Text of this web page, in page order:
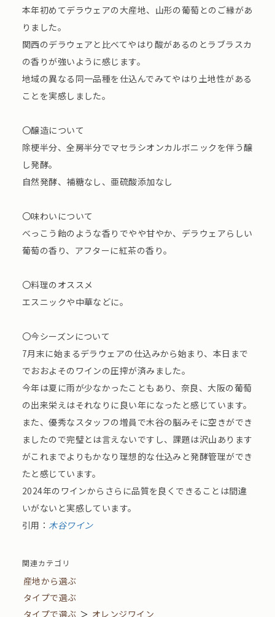
本年初めてデラウェアの大産地、山形の葡萄とのご縁があ
りました。
関西のデラウェアと比べてやはり酸があるのとラブラスカ
の香りが強いように感じます。
地域の異なる同一品種を仕込んでみてやはり土地性がある
ことを実感しました。
〇醸造について
除梗半分、全房半分でマセラシオンカルボニックを伴う醸
し発酵。
自然発酵、補糖なし、亜硫酸添加なし
〇味わいについて
べっこう飴のような香りでやや甘やか、デラウェアらしい
葡萄の香り、アフターに紅茶の香り。
〇料理のオススメ
エスニックや中華などに。
〇今シーズンについて
7月末に始まるデラウェアの仕込みから始まり、本日まで
でおおよそのワインの圧搾が済みました。
今年は夏に雨が少なかったこともあり、奈良、大阪の葡萄
の出来栄えはそれなりに良い年になったと感じています。
また、優秀なスタッフの増員で木谷の脳みそに空きができ
ましたので完璧とは言えないですし、課題は沢山あります
がこれまでよりもかなり理想的な仕込みと発酵管理ができ
たと感じています。
2024年のワインからさらに品質を良くできることは間違
いがないと実感しています。
引用： 木谷ワイン
関連カテゴリ
産地から選ぶ
タイプで選ぶ
タイプで選ぶ ＞ オレンジワイン